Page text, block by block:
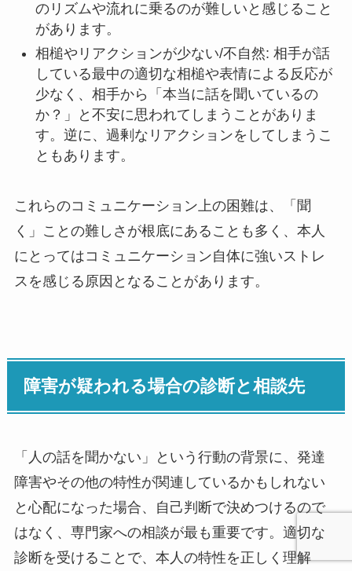
のリズムや流れに乗るのが難しいと感じること
があります。
相槌やリアクションが少ない/不自然: 相手が話
している最中の適切な相槌や表情による反応が
少なく、相手から「本当に話を聞いているの
か？」と不安に思われてしまうことがありま
す。逆に、過剰なリアクションをしてしまうこ
ともあります。
これらのコミュニケーション上の困難は、「聞
く」ことの難しさが根底にあることも多く、本人
にとってはコミュニケーション自体に強いストレ
スを感じる原因となることがあります。
障害が疑われる場合の診断と相談先
「人の話を聞かない」という行動の背景に、発達
障害やその他の特性が関連しているかもしれない
と心配になった場合、自己判断で決めつけるので
はなく、専門家への相談が最も重要です。適切な
診断を受けることで、本人の特性を正しく理解